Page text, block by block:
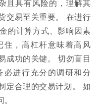
且具有风险的，理解其
交易至关重要。 在进行
的计算方式、影响因素
住，高杠杆意味着高风
成功的关键。 切勿盲目
必进行充分的调研和分
定合理的交易计划。 如